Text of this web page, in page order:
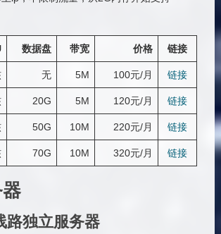
数据盘 带宽 价格 链接
无 5M 100元/月 链接
20G 5M 120元/月 链接
50G 10M 220元/月 链接
70G 10M 320元/月 链接
路独立服务器